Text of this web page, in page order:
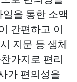
을 통한 소액
간편하고 이
지문 등 생체
가지로 편리
가 편의성을